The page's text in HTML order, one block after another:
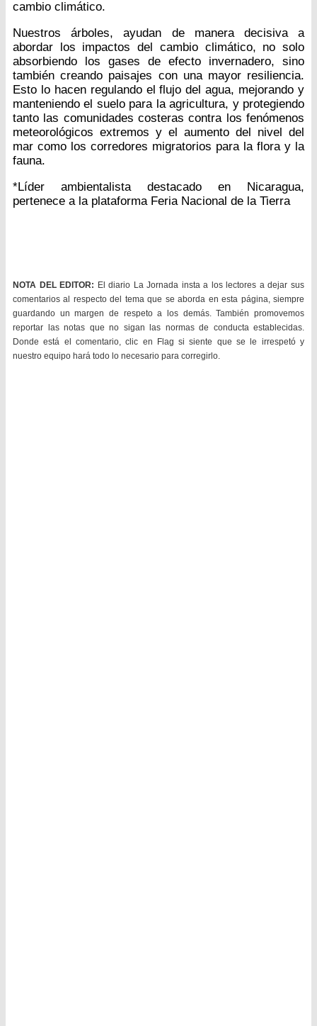
cambio climático.
Nuestros árboles, ayudan de manera decisiva a
abordar los impactos del cambio climático, no solo
absorbiendo los gases de efecto invernadero, sino
también creando paisajes con una mayor resiliencia.
Esto lo hacen regulando el flujo del agua, mejorando y
manteniendo el suelo para la agricultura, y protegiendo
tanto las comunidades costeras contra los fenómenos
meteorológicos extremos y el aumento del nivel del
mar como los corredores migratorios para la flora y la
fauna.
*Líder ambientalista destacado en Nicaragua,
pertenece a la plataforma Feria Nacional de la Tierra
NOTA DEL EDITOR: El diario La Jornada insta a los lectores a dejar sus
comentarios al respecto del tema que se aborda en esta página, siempre
guardando un margen de respeto a los demás. También promovemos
reportar las notas que no sigan las normas de conducta establecidas.
Donde está el comentario, clic en Flag si siente que se le irrespetó y
nuestro equipo hará todo lo necesario para corregirlo.